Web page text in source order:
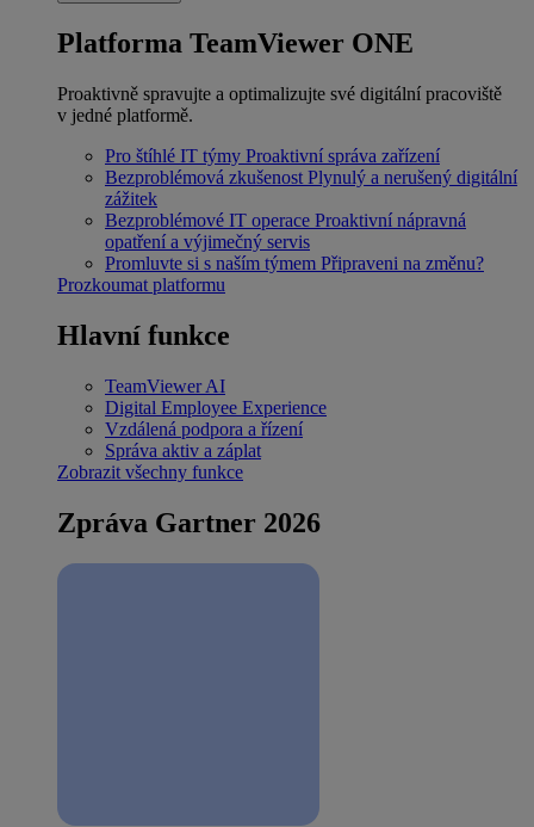
Platforma TeamViewer ONE
Proaktivně spravujte a optimalizujte své digitální pracoviště
v jedné platformě.
Pro štíhlé IT týmy Proaktivní správa zařízení
Bezproblémová zkušenost Plynulý a nerušený digitální
zážitek
Bezproblémové IT operace Proaktivní nápravná
opatření a výjimečný servis
Promluvte si s naším týmem Připraveni na změnu?
Prozkoumat platformu
Hlavní funkce
TeamViewer AI
Digital Employee Experience
Vzdálená podpora a řízení
Správa aktiv a záplat
Zobrazit všechny funkce
Zpráva Gartner 2026